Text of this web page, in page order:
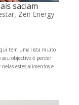
saciam
, Zen Energy
tem uma lista muito
objectivo é perder
estes alimentos e